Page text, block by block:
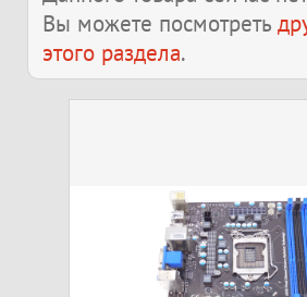
Вы можете посмотреть
этого раздела.